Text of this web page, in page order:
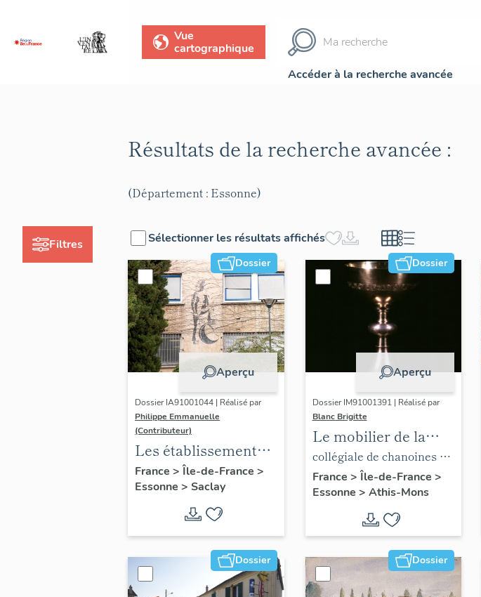
Vue
cartographique
Accéder à la recherche avancée
Filtres
Résultats de la recherche avancée :
(Département : Essonne)
Sélectionner les résultats affichés
Dossier
Aperçu
Dossier IA91001044 | Réalisé par
Philippe Emmanuelle
(Contributeur)
Les établissements
scientifiques et
universitaires du
plateau de Saclay
France > Île-de-France >
Essonne > Saclay
Dossier
Aperçu
Dossier IM91001391 | Réalisé par
Blanc Brigitte
Le mobilier de la
collégiale de
chanoines de la
congrégation de
Saint-Victor, église
paroissiale Saint-
Denis
collégiale de chanoines de
la congrégation de Saint-
Victor, église paroissiale
Saint-Denis
France > Île-de-France >
Essonne > Athis-Mons
Dossier Dossier